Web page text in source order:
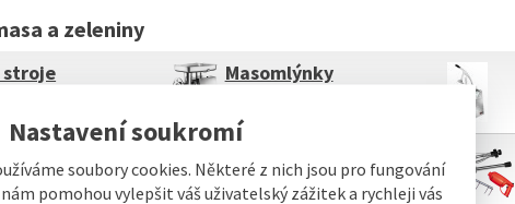
Nastavení soukromí
soubory cookies. Některé z nich jsou pro fungování
pomohou vylepšit váš uživatelský zážitek a rychleji vás
a zeleniny
stroje Masomlýnky
Kůtry